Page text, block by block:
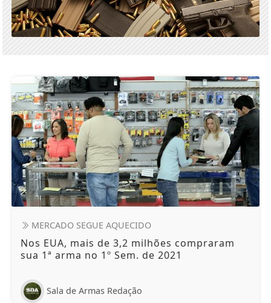
MERCADO SEGUE AQUECIDO
Nos EUA, mais de 3,2 milhões compraram
sua 1ª arma no 1º Sem. de 2021
Sala de Armas Redação